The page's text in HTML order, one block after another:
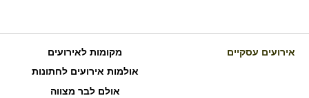
אירועים עסקיים
מקומות לאירועים
אולמות אירועים לחתונות
אולם לבר מצווה